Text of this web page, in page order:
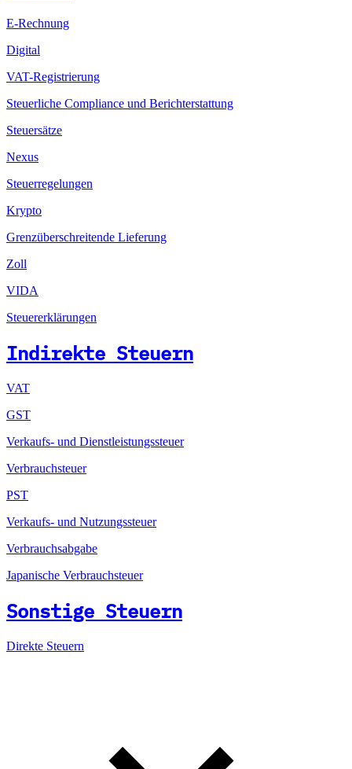
E-Rechnung
Digital
VAT-Registrierung
Steuerliche Compliance und Berichterstattung
Steuersätze
Nexus
Steuerregelungen
Krypto
Grenzüberschreitende Lieferung
Zoll
VIDA
Steuererklärungen
Indirekte Steuern
VAT
GST
Verkaufs- und Dienstleistungssteuer
Verbrauchsteuer
PST
Verkaufs- und Nutzungssteuer
Verbrauchsabgabe
Japanische Verbrauchsteuer
Sonstige Steuern
Direkte Steuern